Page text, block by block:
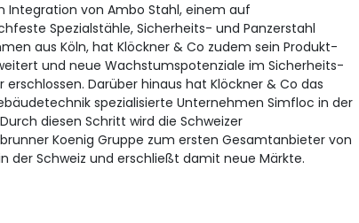
Integration von Ambo Stahl, einem auf
Spezialstähle, Sicherheits- und Panzerstahl
aus Köln, hat Klöckner & Co zudem sein Produkt-
und neue Wachstumspotenziale im Sicherheits-
Darüber hinaus hat Klöckner & Co das
spezialisierte Unternehmen Simfloc in der
diesen Schritt wird die Schweizer
Koenig Gruppe zum ersten Gesamtanbieter von
der Schweiz und erschließt damit neue Märkte.